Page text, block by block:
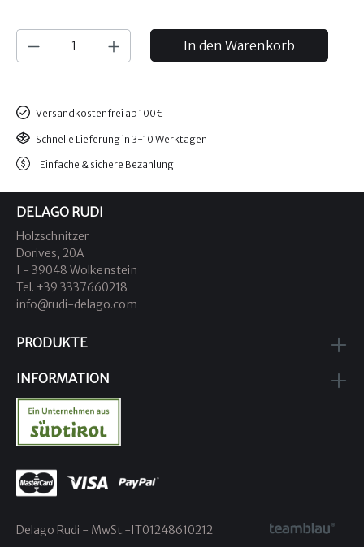
In den Warenkorb
Versandkostenfrei ab 100€
Schnelle Lieferung in 3-10 Werktagen
Einfache & sichere Bezahlung
DELAGO RUDI
Holzschnitzer
Dorives, 20A
I - 39048 Wolkenstein
Tel. +39 3337660218
info@rudi-delago.com
PRODUKTE
INFORMATION
Delago Rudi - MwSt.-IT01248610212